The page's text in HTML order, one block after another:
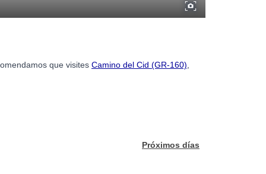
que visites Camino del Cid (GR-160)
Próximos días